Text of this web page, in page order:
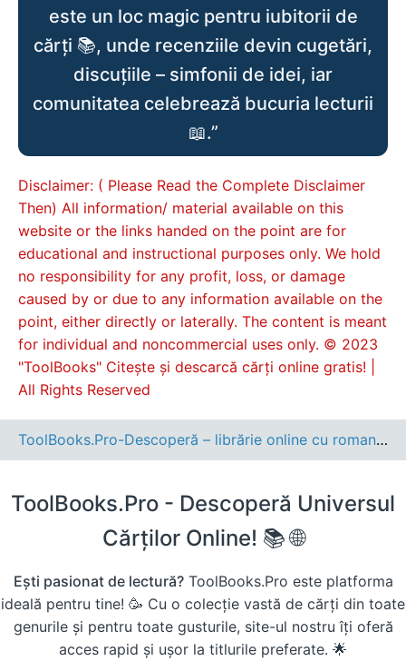
este un loc magic pentru iubitorii de
cărți 📚, unde recenziile devin cugetări,
discuțiile – simfonii de idei, iar
comunitatea celebrează bucuria lecturii
📖.”
Disclaimer: ( Please Read the Complete Disclaimer
Then) All information/ material available on this
website or the links handed on the point are for
educational and instructional purposes only. We hold
no responsibility for any profit, loss, or damage
caused by or due to any information available on the
point, either directly or laterally. The content is meant
for individual and noncommercial uses only. © 2023
"ToolBooks" Citește și descarcă cărți online gratis! |
All Rights Reserved
ToolBooks.Pro-Descoperă – librărie online cu romane, cărți pentru copii, dezvoltare personală și cele mai noi apariții editoriale.
ToolBooks.Pro - Descoperă Universul
Cărților Online! 📚 🌐
Ești pasionat de lectură?ToolBooks.Pro este platforma
ideală pentru tine! 🥳 Cu o colecție vastă de cărți din toate
genurile și pentru toate gusturile, site-ul nostru îți oferă
acces rapid și ușor la titlurile preferate. 🌟